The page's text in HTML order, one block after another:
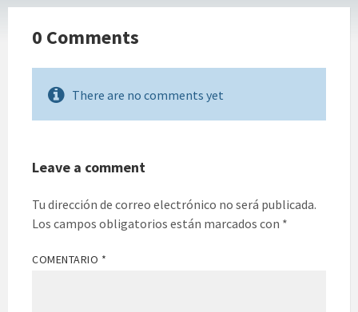
0 Comments
There are no comments yet
Leave a comment
Tu dirección de correo electrónico no será publicada.
Los campos obligatorios están marcados con *
COMENTARIO *